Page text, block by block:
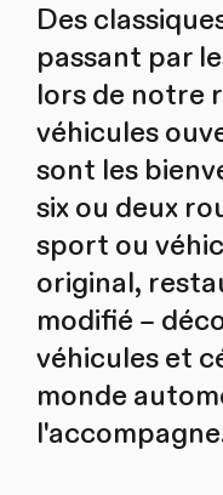
Des
passant par
lors de notre
véhicules
sont les
six ou deux
sport ou
original,
modifié –
véhicules et
monde